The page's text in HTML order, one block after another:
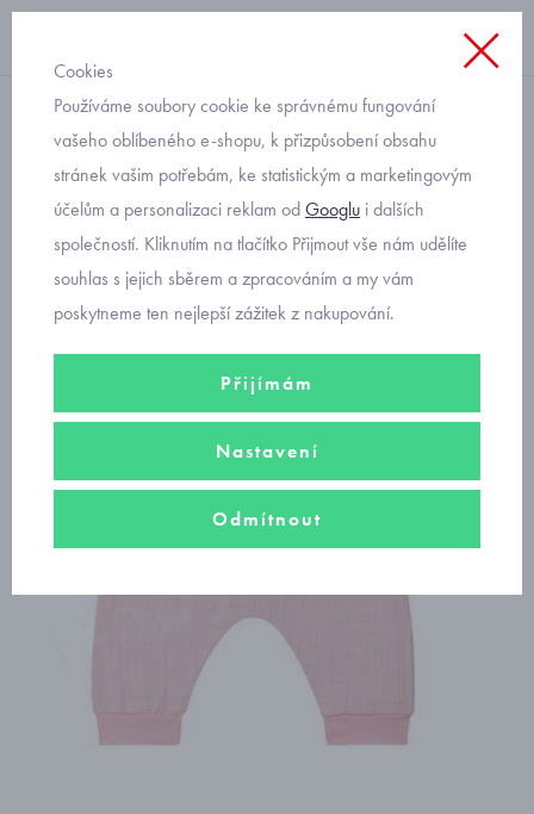
bavlněné
kojenecké mušelínové
buggy růžové
Cookies
Používáme soubory cookie ke správnému fungování
vašeho oblíbeného e-shopu, k přizpůsobení obsahu
stránek vašim potřebám, ke statistickým a marketingovým
účelům a personalizaci reklam odGooglu i dalších
společností. Kliknutím na tlačítko Přijmout vše nám udělíte
souhlas s jejich sběrem a zpracováním a my vám
poskytneme ten nejlepší zážitek z nakupování.
Přijímám
Nastavení
Odmítnout